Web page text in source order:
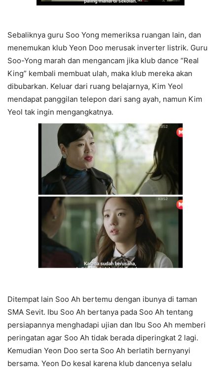
Sebaliknya guru Soo Yong memeriksa ruangan lain, dan
menemukan klub Yeon Doo merusak inverter listrik. Guru
Soo-Yong marah dan mengancam jika klub dance “Real
King” kembali membuat ulah, maka klub mereka akan
dibubarkan. Keluar dari ruang belajarnya, Kim Yeol
mendapat panggilan telepon dari sang ayah, namun Kim
Yeol tak ingin mengangkatnya.
Ditempat lain Soo Ah bertemu dengan ibunya di taman
SMA Sevit. Ibu Soo Ah bertanya pada Soo Ah tentang
persiapannya menghadapi ujian dan Ibu Soo Ah memberi
peringatan agar Soo Ah tidak berada diperingkat 2 lagi.
Kemudian Yeon Doo serta Soo Ah berlatih bernyanyi
bersama. Yeon Do kesal karena klub dancenya selalu